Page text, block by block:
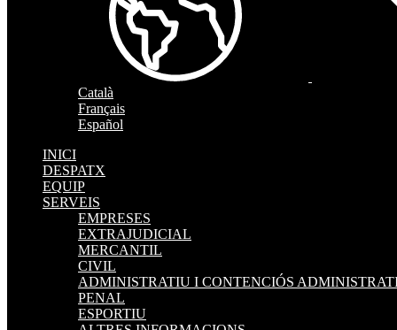
Català
Français
Español
INICI
DESPATX
EQUIP
SERVEIS
EMPRESES
EXTRAJUDICIAL
MERCANTIL
CIVIL
ADMINISTRATIU I CONTENCIÓS
PENAL
ESPORTIU